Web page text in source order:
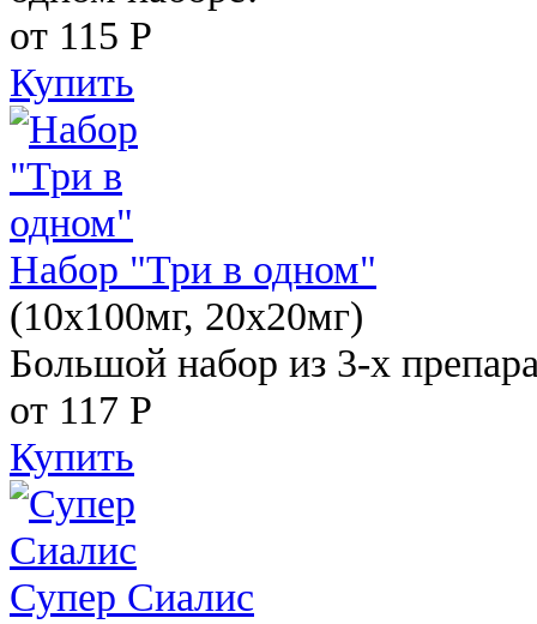
от 115 Р
Купить
Набор "Три в одном"
(10x100мг, 20x20мг)
Большой набор из 3-х
от 117 Р
Купить
Супер Сиалис